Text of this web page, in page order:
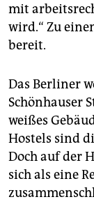
mit
wird.“ Zu
bereit.
Das Berliner
Schönhauser
weißes
Hostels sind
Doch auf der
sich als eine